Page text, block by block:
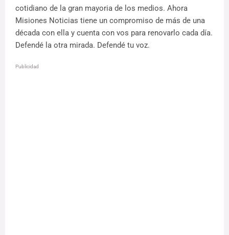
cotidiano de la gran mayoria de los medios. Ahora
Misiones Noticias tiene un compromiso de más de una
década con ella y cuenta con vos para renovarlo cada día.
Defendé la otra mirada. Defendé tu voz.
Publicidad